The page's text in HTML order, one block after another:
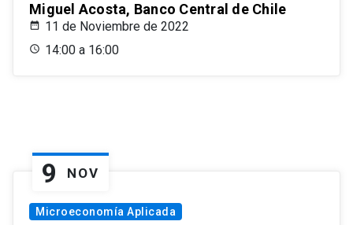
Miguel Acosta, Banco Central de Chile
11 de Noviembre de 2022
14:00 a 16:00
9 NOV
Microeconomía Aplicada